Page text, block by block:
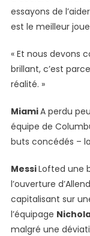
essayons de
est le meilleur
« Et nous devons
brillant, c’est
réalité. »
MiamiA perdu
équipe de
buts concédés –
MessiLofted une
l’ouverture
capitalisant sur
l’équipage
malgré une